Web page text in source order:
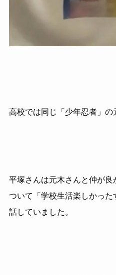
高校では同じ「少年忍者」の
平塚さんは元木さんと仲が
ついて「学校生活楽しかった
話していました。